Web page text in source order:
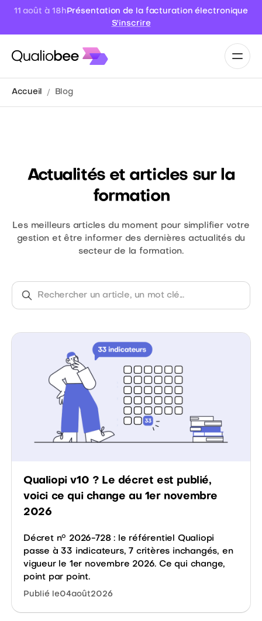
11 août à 18h Présentation de la facturation électronique
S'inscrire
Accueil Blog
Actualités et articles sur la
formation
Les meilleurs articles du moment pour simplifier votre
gestion et être informer des dernières actualités du
secteur de la formation.
Qualiopi v10 ? Le décret est publié,
voici ce qui change au 1er novembre
2026
Décret n° 2026-728 : le référentiel Qualiopi
passe à 33 indicateurs, 7 critères inchangés, en
vigueur le 1er novembre 2026. Ce qui change,
point par point.
Publié le04août2026